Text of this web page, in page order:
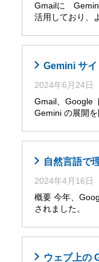
Gmailに Gemini
活用しており、
Gemini サ
2024年6月24日
Gmail、Google
Gemini の展開
自然言語で
2024年4月16日
概要 今年、
されました。
ウェブ上の